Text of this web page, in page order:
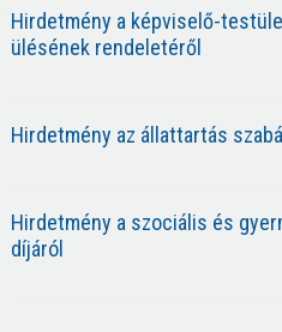
Hirdetmény a képviselő-
ülésének rendeletéről
Hirdetmény az állattartás
Hirdetmény a szociális és
díjáról